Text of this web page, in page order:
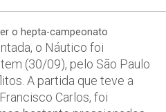
o hepta-campeonato
o Náutico foi
(30/09), pelo São Paulo
A partida que teve a
Carlos, foi